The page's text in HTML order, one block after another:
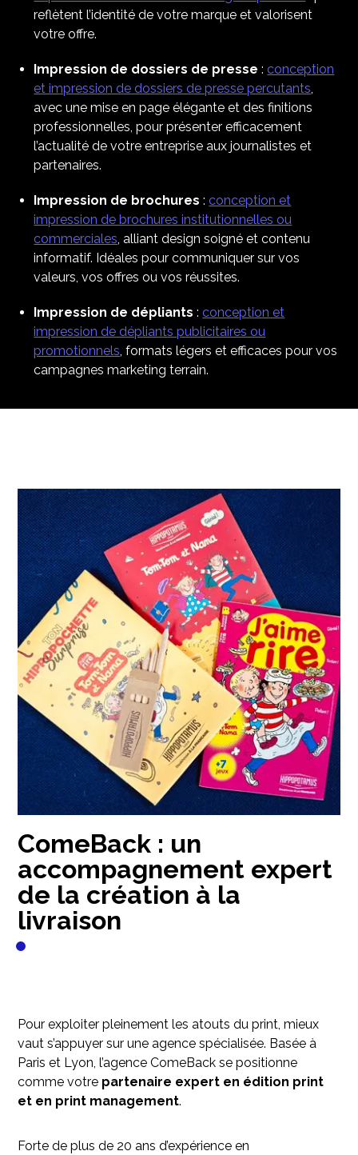
reflètent l’identité de votre marque et valorisent
votre offre.
Impression de dossiers de presse :conception
et impression de dossiers de presse percutants,
avec une mise en page élégante et des finitions
professionnelles, pour présenter efficacement
l’actualité de votre entreprise aux journalistes et
partenaires.
Impression de brochures :conception et
impression de brochures institutionnelles ou
commerciales, alliant design soigné et contenu
informatif. Idéales pour communiquer sur vos
valeurs, vos offres ou vos réussites.
Impression de dépliants :conception et
impression de dépliants publicitaires ou
promotionnels, formats légers et efficaces pour vos
campagnes marketing terrain.
ComeBack : un
accompagnement expert
de la création à la
livraison
Pour exploiter pleinement les atouts du print, mieux
vaut s’appuyer sur une agence spécialisée. Basée à
Paris et Lyon, l’agence ComeBack se positionne
comme votre partenaire expert en édition print
et en print management.
Forte de plus de 20 ans d’expérience en